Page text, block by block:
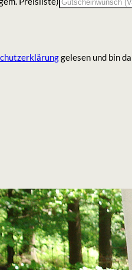
gelesen und bin